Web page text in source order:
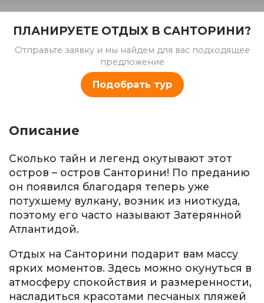
ПЛАНИРУЕТЕ ОТДЫХ В САНТОРИНИ?
Отправьте заявку и мы найдем для вас подходящее
предложение
Подобрать тур
Описание
Сколько тайн и легенд окутывают этот
остров – остров Санторини! По преданию
он появился благодаря теперь уже
потухшему вулкану, возник из ниоткуда,
поэтому его часто называют Затерянной
Атлантидой.
Отдых на Санторини подарит вам массу
ярких моментов. Здесь можно окунуться в
атмосферу спокойствия и размеренности,
насладиться красотами песчаных пляжей